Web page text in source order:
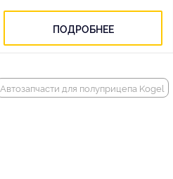
ПОДРОБНЕЕ
Автозапчасти для полуприцепа Kogel